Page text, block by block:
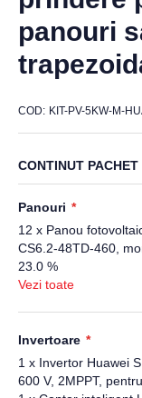
panouri
COD KIT-PV-5KW-M-
CONTINUT PACHET
Panouri
12 x Panou
CS6.2-48TD-460,
23.0 %
Vezi toate
Invertoare
1 x Invertor Huawei
600 V, 2MPPT,